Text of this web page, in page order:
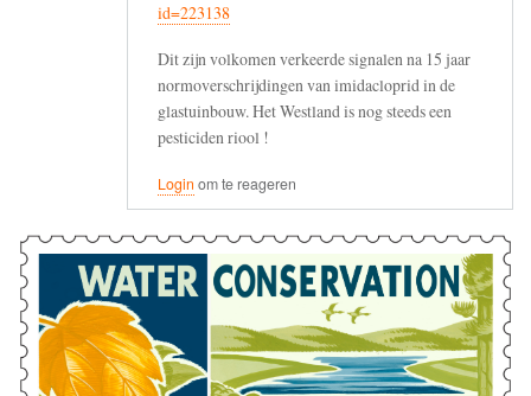
id=223138
Dit zijn volkomen verkeerde signalen na 15 jaar
normoverschrijdingen van imidacloprid in de
glastuinbouw. Het Westland is nog steeds een
pesticiden riool !
Login om te reageren